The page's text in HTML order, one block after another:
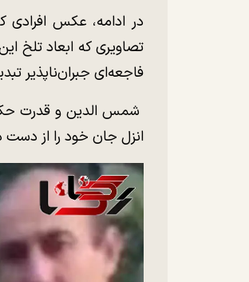
در ادامه، عکس افرادی
تصاویری که ابعاد تلخ
فاجعه‌ای جبران‌ناپذیر
شمس الدین و قدرت
انزل جان خود را از دست